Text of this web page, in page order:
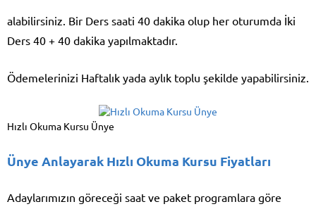
alabilirsiniz. Bir Ders saati 40 dakika olup her oturumda İki
Ders 40 + 40 dakika yapılmaktadır.
Ödemelerinizi Haftalık yada aylık toplu şekilde yapabilirsiniz.
Hızlı Okuma Kursu Ünye
Ünye Anlayarak Hızlı Okuma Kursu Fiyatları
Adaylarımızın göreceği saat ve paket programlara göre